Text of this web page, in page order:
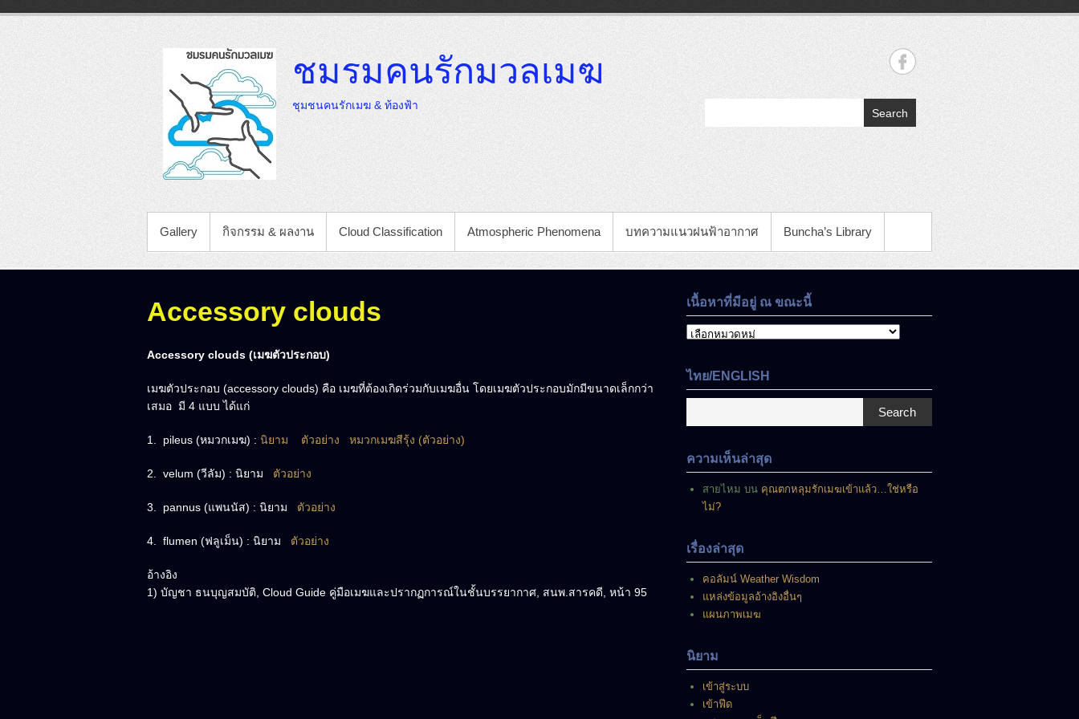
content
ชมรมคนรักมวลเมฆ
ชุมชนคนรักเมฆ & ท้องฟ้า
Search
PRIMARY MENU
Gallery กิจกรรม & ผลงาน Cloud Classification Atmospheric Phenomena บทความแนวฝนฟ้าอากาศ Buncha’s Library
Accessory clouds
Accessory clouds (เมฆตัวประกอบ)
เมฆตัวประกอบ (accessory clouds) คือ เมฆที่ต้องเกิดร่วมกับเมฆอื่น โดยเมฆตัวประกอบมักมีขนาดเล็กกว่า
เสมอ มี 4 แบบ ได้แก่
1. pileus (หมวกเมฆ) : นิยาม ตัวอย่าง หมวกเมฆสีรุ้ง (ตัวอย่าง)
2. velum (วีลัม) : นิยาม ตัวอย่าง
3. pannus (แพนนัส) : นิยาม ตัวอย่าง
4. flumen (ฟลูเม็น) : นิยาม ตัวอย่าง
อ้างอิง
1) บัญชา ธนบุญสมบัติ, Cloud Guide คู่มือเมฆและปรากฏการณ์ในชั้นบรรยากาศ, สนพ.สารคดี, หน้า 95
เนื้อหาที่มีอยู่ ณ ขณะนี้
เนื้อหา
มี
ไทย/ENGLISH
Search
ความเห็นล่าสุด
สายไหม บน คุณตกหลุมรักเมฆเข้าแล้ว…ใช่หรือ
ไม่?
เรื่องล่าสุด
คอลัมน์ Weather Wisdom
แหล่งข้อมูลอ้างอิงอื่นๆ
แผนภาพเมฆ
นิยาม
เข้าสู่ระบบ
เข้าฟีด